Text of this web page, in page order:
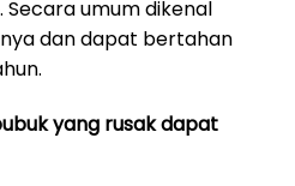
Secara umum dikenal
dan dapat bertahan
yang rusak dapat